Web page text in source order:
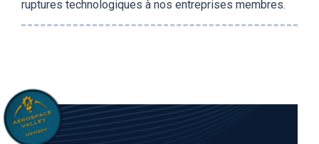
ruptures technologiques à nos entreprises membres.